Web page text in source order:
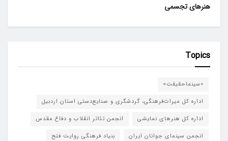
هنرهای تجسمی
Topics
«سینماحقیقت»
اداره کل میراث‌فرهنگی، گردشگری و صنایع‌دستی استان اردبیل
اداره کل هنرهای نمایشی
انجمن تئاتر انقلاب و دفاع مقدس
انجمن سینمای جوانان ایران
بنیاد فرهنگی روایت فتح